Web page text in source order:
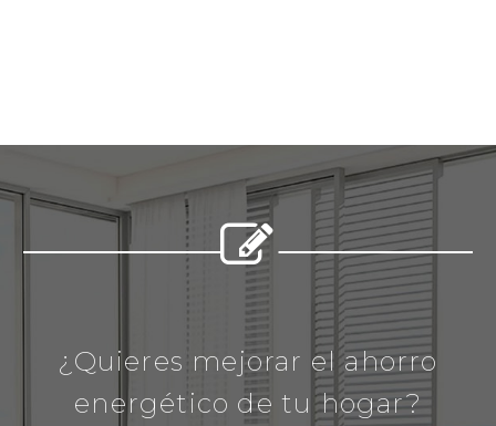


¿Quieres mejorar el ahorro
energético de tu hogar?